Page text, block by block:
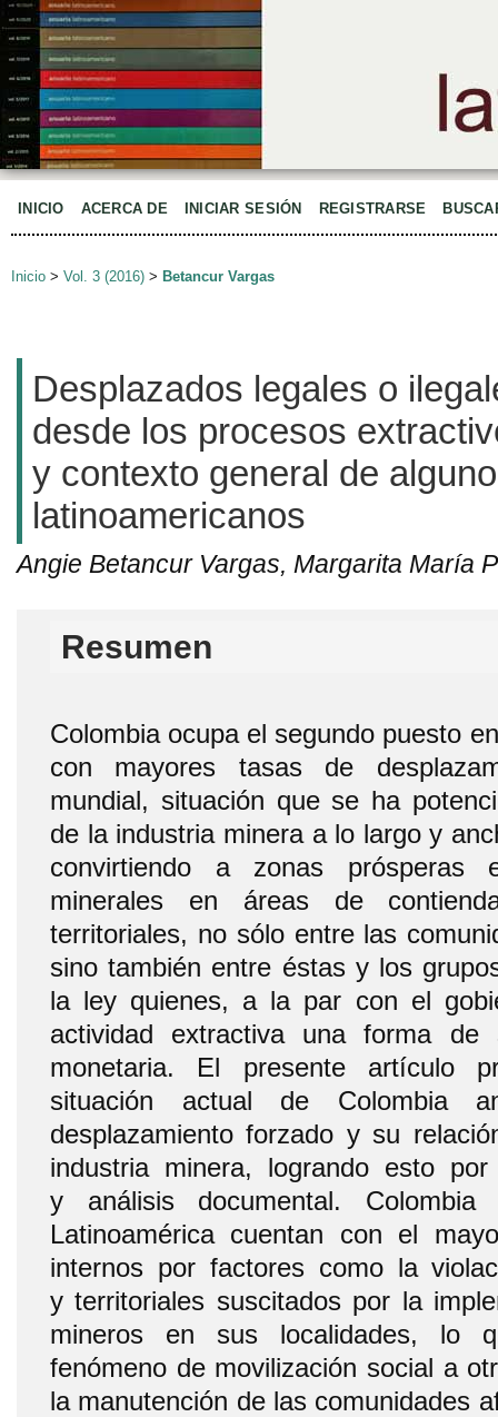
INICIO ACERCA DE INICIAR SESIÓN REGISTRARSE
Inicio > Vol. 3 (2016) > Betancur Vargas
Desplazados legales o
desde los procesos
y contexto general de
latinoamericanos
Angie Betancur Vargas, Margarita María
Resumen
Colombia ocupa el segundo puesto
con mayores tasas de
mundial, situación que se ha
de la industria minera a lo largo y
convirtiendo a zonas prósperas
minerales en áreas de
territoriales, no sólo entre las
sino también entre éstas y los
la ley quienes, a la par con el
actividad extractiva una forma de
monetaria. El presente artículo
situación actual de Colombia
desplazamiento forzado y su
industria minera, logrando esto
y análisis documental.
Latinoamérica cuentan con el
internos por factores como la
y territoriales suscitados por la
mineros en sus localidades, lo
fenómeno de movilización social a
la manutención de las comunidades